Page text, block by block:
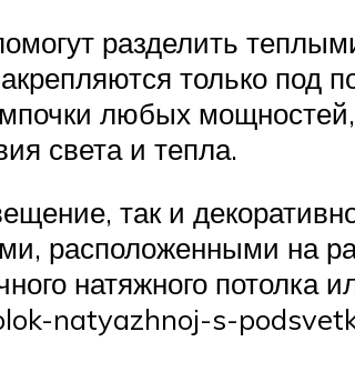
разделить
только под
любых мощностей,
света и тепла.
так и
расположенными на
натяжного потолка
natyazhnoj-s-